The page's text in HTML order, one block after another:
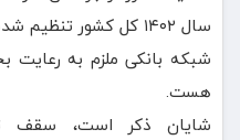
سال ۱۴۰۲ کل کشور
شبکه بانکی ملزم به رعایت
هست.
شایان ذکر است، سقف